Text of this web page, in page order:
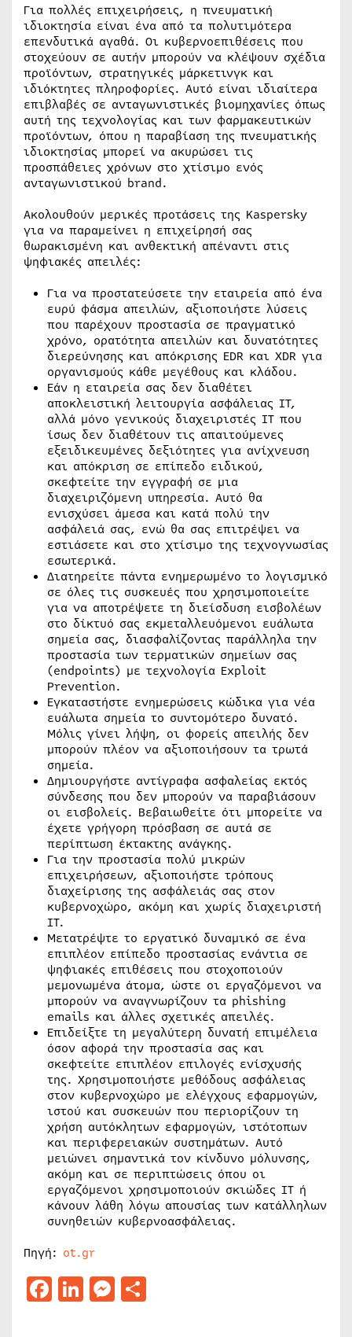
Για πολλές επιχειρήσεις, η πνευματική
ιδιοκτησία είναι ένα από τα πολυτιμότερα
επενδυτικά αγαθά. Οι κυβερνοεπιθέσεις που
στοχεύουν σε αυτήν μπορούν να κλέψουν σχέδια
προϊόντων, στρατηγικές μάρκετινγκ και
ιδιόκτητες πληροφορίες. Αυτό είναι ιδιαίτερα
επιβλαβές σε ανταγωνιστικές βιομηχανίες όπως
αυτή της τεχνολογίας και των φαρμακευτικών
προϊόντων, όπου η παραβίαση της πνευματικής
ιδιοκτησίας μπορεί να ακυρώσει τις
προσπάθειες χρόνων στο χτίσιμο ενός
ανταγωνιστικού brand.
Ακολουθούν μερικές προτάσεις της Kaspersky
για να παραμείνει η επιχείρησή σας
θωρακισμένη και ανθεκτική απέναντι στις
ψηφιακές απειλές:
Για να προστατεύσετε την εταιρεία από ένα
ευρύ φάσμα απειλών, αξιοποιήστε λύσεις
που παρέχουν προστασία σε πραγματικό
χρόνο, ορατότητα απειλών και δυνατότητες
διερεύνησης και απόκρισης EDR και XDR για
οργανισμούς κάθε μεγέθους και κλάδου.
Εάν η εταιρεία σας δεν διαθέτει
αποκλειστική λειτουργία ασφάλειας IT,
αλλά μόνο γενικούς διαχειριστές IT που
ίσως δεν διαθέτουν τις απαιτούμενες
εξειδικευμένες δεξιότητες για ανίχνευση
και απόκριση σε επίπεδο ειδικού,
σκεφτείτε την εγγραφή σε μια
διαχειριζόμενη υπηρεσία. Αυτό θα
ενισχύσει άμεσα και κατά πολύ την
ασφάλειά σας, ενώ θα σας επιτρέψει να
εστιάσετε και στο χτίσιμο της τεχνογνωσίας
εσωτερικά.
Διατηρείτε πάντα ενημερωμένο το λογισμικό
σε όλες τις συσκευές που χρησιμοποιείτε
για να αποτρέψετε τη διείσδυση εισβολέων
στο δίκτυό σας εκμεταλλευόμενοι ευάλωτα
σημεία σας, διασφαλίζοντας παράλληλα την
προστασία των τερματικών σημείων σας
(endpoints) με τεχνολογία Exploit
Prevention.
Εγκαταστήστε ενημερώσεις κώδικα για νέα
ευάλωτα σημεία το συντομότερο δυνατό.
Μόλις γίνει λήψη, οι φορείς απειλής δεν
μπορούν πλέον να αξιοποιήσουν τα τρωτά
σημεία.
Δημιουργήστε αντίγραφα ασφαλείας εκτός
σύνδεσης που δεν μπορούν να παραβιάσουν
οι εισβολείς. Βεβαιωθείτε ότι μπορείτε να
έχετε γρήγορη πρόσβαση σε αυτά σε
περίπτωση έκτακτης ανάγκης.
Για την προστασία πολύ μικρών
επιχειρήσεων, αξιοποιήστε τρόπους
διαχείρισης της ασφάλειάς σας στον
κυβερνοχώρο, ακόμη και χωρίς διαχειριστή
IT.
Μετατρέψτε το εργατικό δυναμικό σε ένα
επιπλέον επίπεδο προστασίας ενάντια σε
ψηφιακές επιθέσεις που στοχοποιούν
μεμονωμένα άτομα, ώστε οι εργαζόμενοι να
μπορούν να αναγνωρίζουν τα phishing
emails και άλλες σχετικές απειλές.
Επιδείξτε τη μεγαλύτερη δυνατή επιμέλεια
όσον αφορά την προστασία σας και
σκεφτείτε επιπλέον επιλογές ενίσχυσής
της. Χρησιμοποιήστε μεθόδους ασφάλειας
στον κυβερνοχώρο με ελέγχους εφαρμογών,
ιστού και συσκευών που περιορίζουν τη
χρήση αυτόκλητων εφαρμογών, ιστότοπων
και περιφερειακών συστημάτων. Αυτό
μειώνει σημαντικά τον κίνδυνο μόλυνσης,
ακόμη και σε περιπτώσεις όπου οι
εργαζόμενοι χρησιμοποιούν σκιώδες IT ή
κάνουν λάθη λόγω απουσίας των κατάλληλων
συνηθειών κυβερνοασφάλειας.
Πηγή: ot.gr
Facebook
LinkedIn
Messenger